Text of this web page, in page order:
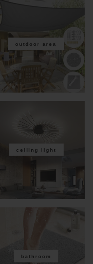
outdoor area
ceiling light
bathroom